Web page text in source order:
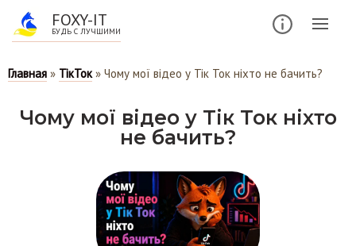
FOXY-IT
БУДЬ С ЛУЧШИМИ
Главная » ТікТок» Чому мої відео у Тік Ток ніхто не бачить?
Чому мої відео у Тік Ток ніхто
не бачить?